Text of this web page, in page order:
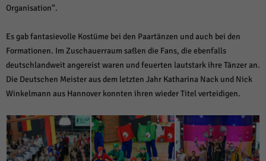
Organisation“.
Es gab fantasievolle Kostüme bei den Paartänzen und auch bei den
Formationen. Im Zuschauerraum saßen die Fans, die ebenfalls
deutschlandweit angereist waren und feuerten lautstark ihre Tänzer an.
Die Deutschen Meister aus dem letzten Jahr Katharina Nack und Nick
Winkelmann aus Hannover konnten ihren wieder Titel verteidigen.